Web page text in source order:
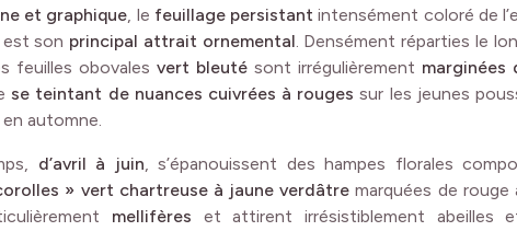
et graphique, le feuillage persistant intensément coloré de
son principal attrait ornemental. Densément réparties le
feuilles obovales vert bleuté sont irrégulièrement marginées
se teintant de nuances cuivrées à rouges sur les jeunes
en automne.
d’avril à juin, s’épanouissent des hampes florales
» vert chartreuse à jaune verdâtre marquées de
mellifères et attirent irrésistiblement abeilles